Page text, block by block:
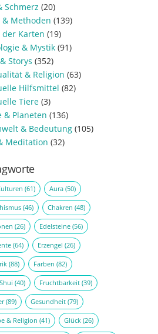
Schmerz (20)
& Methoden (139)
der Karten (19)
& Mystik (91)
Storys (352)
& Religion (63)
Hilfsmittel (82)
Tiere (3)
& Planeten (136)
& Bedeutung (105)
Meditation (32)
(61) Aura (50)
(46) Chakren (48)
(26) Edelsteine (56)
(64) Erzengel (26)
(88) Farben (82)
(40) Fruchtbarkeit (39)
(89) Gesundheit (79)
& Religion (41) Glück (26)